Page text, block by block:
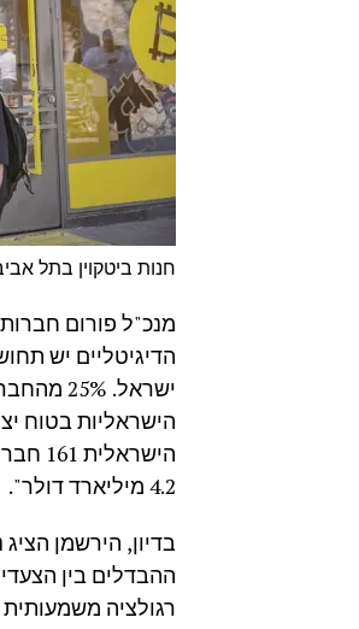
חנות ביטקוין בתל
מנכ"ל פורום
הדיגיטליים יש
ישראל.
הישראליות בטוח
4.2 מיליארד דולר".
בדיון, הירשמן
ההבדלים בין
רגולציה